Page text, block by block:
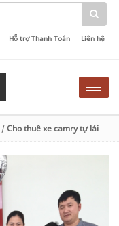
Hỗ trợ Thanh Toán Liên hệ
/Cho thuê xe camry tự lái